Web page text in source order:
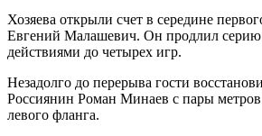
Хозяева открыли счет в середине
Евгений Малашевич. Он продлил серию
действиями до четырех игр.
Незадолго до перерыва гости
Россиянин Роман Минаев с пары метров
левого фланга.